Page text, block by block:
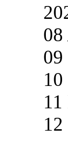
08
09
12